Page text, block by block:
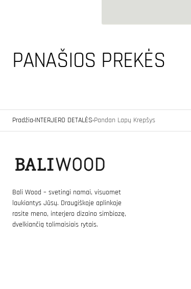
PANAŠIOS PREKĖS
Pradžia INTERJERO DETALĖS Pandan Lapų Krepšys
Bali Wood – svetingi namai, visuomet
laukiantys Jūsų. Draugiškoje aplinkoje
rasite meno, interjero dizaino simbiozę,
dvelkiančią tolimaisiais rytais.